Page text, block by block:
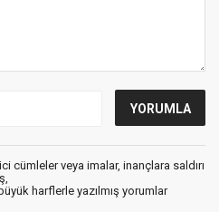
cümleler veya imalar, inançlara saldırı
harflerle yazılmış yorumlar